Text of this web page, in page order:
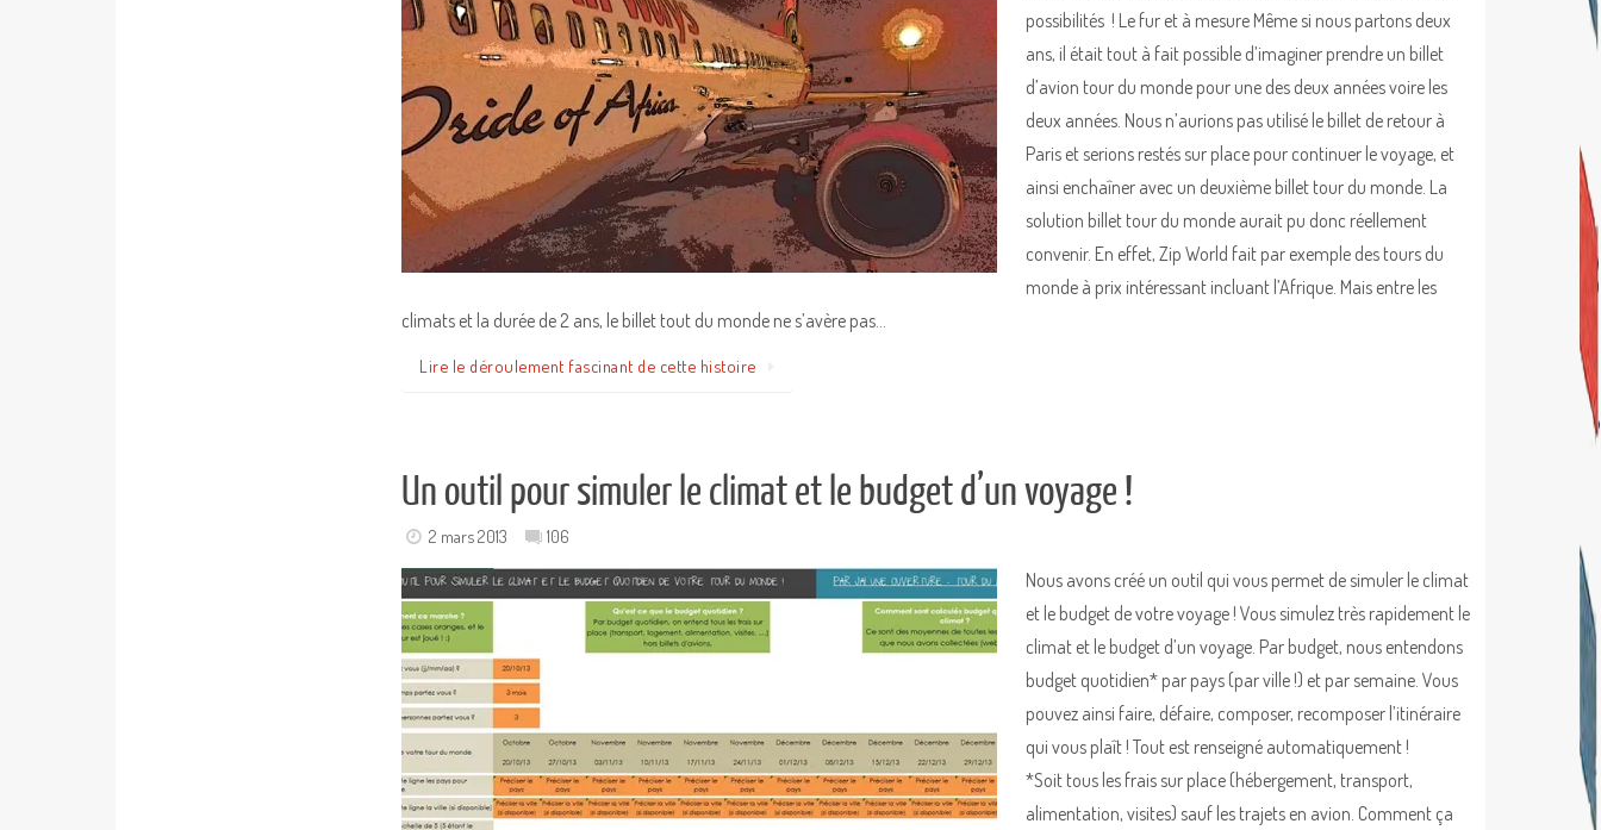
possibilités ! Le fur et à mesure Même si nous partons deux
ans, il était tout à fait possible d’imaginer prendre un billet
d’avion tour du monde pour une des deux années voire les
deux années. Nous n’aurions pas utilisé le billet de retour à
Paris et serions restés sur place pour continuer le voyage, et
ainsi enchaîner avec un deuxième billet tour du monde. La
solution billet tour du monde aurait pu donc réellement
convenir. En effet, Zip World fait par exemple des tours du
monde à prix intéressant incluant l’Afrique. Mais entre les
climats et la durée de 2 ans, le billet tout du monde ne s’avère pas…
Lire le déroulement fascinant de cette histoire
Un outil pour simuler le climat et le budget d’un voyage !
2 mars 2013 106
Nous avons créé un outil qui vous permet de simuler le climat
et le budget de votre voyage ! Vous simulez très rapidement le
climat et le budget d’un voyage. Par budget, nous entendons
budget quotidien* par pays (par ville !) et par semaine. Vous
pouvez ainsi faire, défaire, composer, recomposer l’itinéraire
qui vous plaît ! Tout est renseigné automatiquement !
*Soit tous les frais sur place (hébergement, transport,
alimentation, visites) sauf les trajets en avion. Comment ça